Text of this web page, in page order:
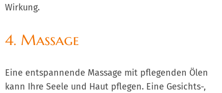
Wirkung.
4. Massage
Eine entspannende Massage mit pflegenden Ölen
kann Ihre Seele und Haut pflegen. Eine Gesichts-,